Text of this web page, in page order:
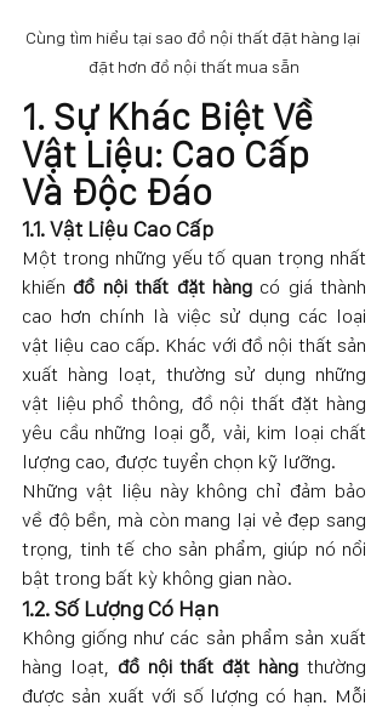
Cùng tìm hiểu tại sao đồ nội thất đặt hàng lại
đặt hơn đồ nội thất mua sẵn
1. Sự Khác Biệt Về
Vật Liệu: Cao Cấp
Và Độc Đáo
1.1. Vật Liệu Cao Cấp
Một trong những yếu tố quan trọng nhất
khiến đồ nội thất đặt hàng có giá thành
cao hơn chính là việc sử dụng các loại
vật liệu cao cấp. Khác với đồ nội thất sản
xuất hàng loạt, thường sử dụng những
vật liệu phổ thông, đồ nội thất đặt hàng
yêu cầu những loại gỗ, vải, kim loại chất
lượng cao, được tuyển chọn kỹ lưỡng.
Những vật liệu này không chỉ đảm bảo
về độ bền, mà còn mang lại vẻ đẹp sang
trọng, tinh tế cho sản phẩm, giúp nó nổi
bật trong bất kỳ không gian nào.
1.2. Số Lượng Có Hạn
Không giống như các sản phẩm sản xuất
hàng loạt, đồ nội thất đặt hàng thường
được sản xuất với số lượng có hạn. Mỗi